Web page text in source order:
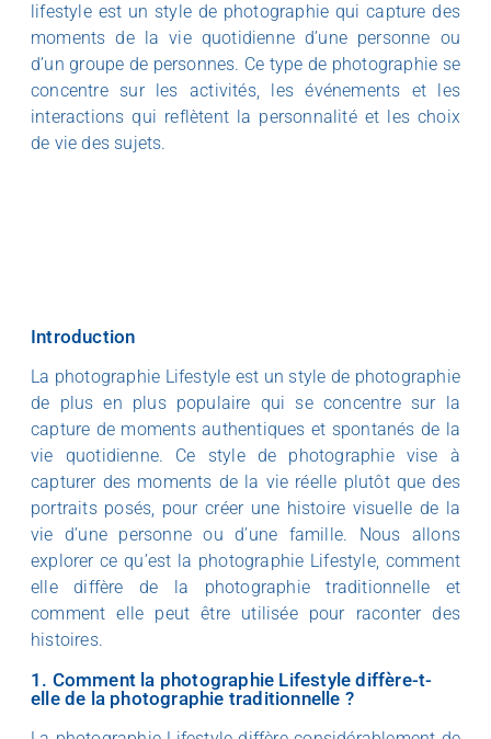
lifestyle est un style de photographie qui capture des
moments de la vie quotidienne d’une personne ou
d’un groupe de personnes. Ce type de photographie se
concentre sur les activités, les événements et les
interactions qui reflètent la personnalité et les choix
de vie des sujets.
Introduction
La photographie Lifestyle est un style de photographie
de plus en plus populaire qui se concentre sur la
capture de moments authentiques et spontanés de la
vie quotidienne. Ce style de photographie vise à
capturer des moments de la vie réelle plutôt que des
portraits posés, pour créer une histoire visuelle de la
vie d’une personne ou d’une famille. Nous allons
explorer ce qu’est la photographie Lifestyle, comment
elle diffère de la photographie traditionnelle et
comment elle peut être utilisée pour raconter des
histoires.
1. Comment la photographie Lifestyle diffère-t-
elle de la photographie traditionnelle ?